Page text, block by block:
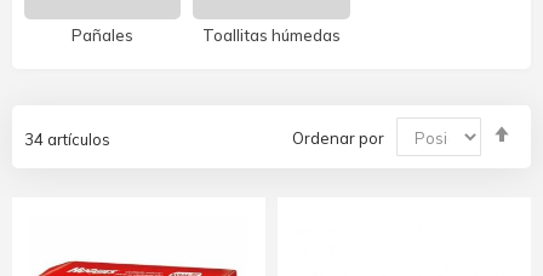
Pañales Toallitas húmedas
34 artículos Ordenar por